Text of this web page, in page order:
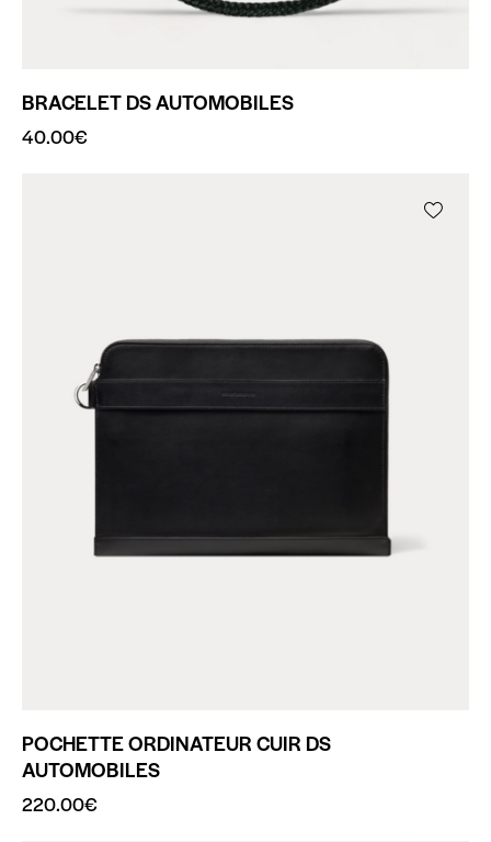
BRACELET DS AUTOMOBILES
40.00€
POCHETTE ORDINATEUR CUIR DS
AUTOMOBILES
220.00€